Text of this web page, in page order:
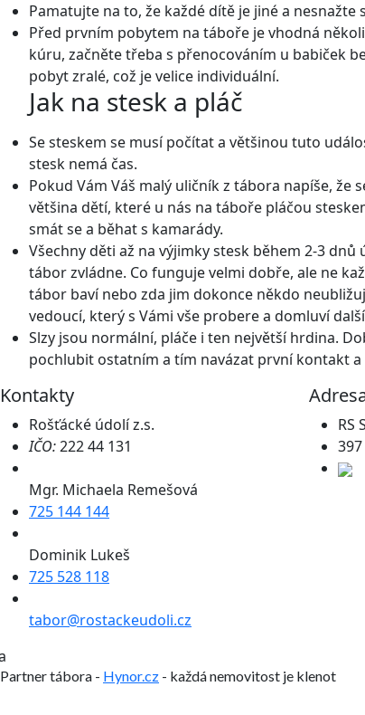
Pamatujte na to, že každé dítě je jiné a
Před prvním pobytem na táboře je vhodná
kúru, začněte třeba s přenocováním u babiček
pobyt zralé, což je velice individuální.
Jak na stesk a pláč
Se steskem se musí počítat a většinou tuto
stesk nemá čas.
Pokud Vám Váš malý uličník z tábora napíše,
většina dětí, které u nás na táboře pláčou
smát se a běhat s kamarády.
Všechny děti až na výjimky stesk během 2-3
tábor zvládne. Co funguje velmi dobře, ale ne
tábor baví nebo zda jim dokonce někdo
vedoucí, který s Vámi vše probere a domluví
Slzy jsou normální, pláče i ten největší hrdina.
pochlubit ostatním a tím navázat první kontakt
Kontakty
Rošťácké údolí z.s.
IČO:222 44 131
Mgr. Michaela Remešová
725 144 144
Dominik Lukeš
725 528 118
tabor@rostackeudoli.cz
RS
Partner tábora - Hynor.cz - každá nemovitost je klenot